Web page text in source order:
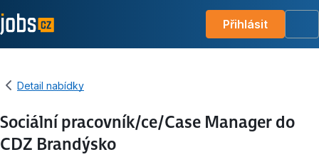
Přihlásit
Detail nabídky
Sociální pracovník/ce/Case Manager do
CDZ Brandýsko